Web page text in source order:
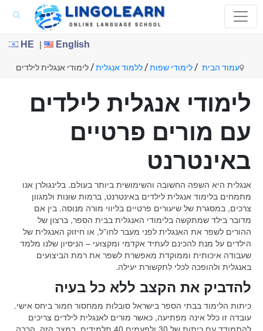
HE | English
עמוד הבית /לימודי שפות/ללמוד אנגלית/לימודי אנגלית לילדים
לימודי אנגלית לילדים
עם מורים פרטיים
באינטרנט
אנגלית היא השפה החשובה והשימושית ביותר בעולם. בלינגולרן אנו
מתמחים בלימוד אנגלית לילדים באינטרנט, ברמות שונות ולמגוון
צרכים, במסגרת של שיעורים פרטיים בליווי מורה מנוסה. בין אם
מדובר בילד שמתקשה בלימודי האנגלית בבית הספר, ברצון של
ההורים לשפר את האנגלית לפני מעבר לחו”ל, או חיזוק האנגלית של
הילדים על מנת להכינם לעתיד אקדמי ומקצועי – הניסיון שלנו מלמד
שעבודה איכותית וממוקדת מאפשרת לשפר את רמת הביצועים
באנגלית ולהופכה לכלי לתקשורת יעילה.
להדביק את הקצב ללא כל בעיה
כיתות הלימוד בבתי הספר בישראל סובלות ממחסור חמור ביחס אישי.
עובדה זו כלל אינה מפתיעה, כאשר מורים לאנגלית לילדים צריכים
להתמודד עם כיתות של 30 ולפעמים 40 תלמידים. במצב הזה, הרבה